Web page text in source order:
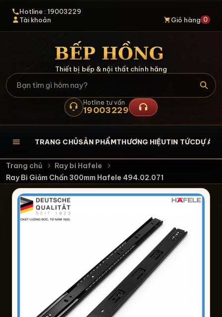
Hotline : 19003229
Tài khoản
Giỏ hàng 0
Thiết bị bếp & nội thất chính hãng
Hotline tư vấn
19003229
TRANG CHỦSẢN PHẨMTHƯƠNG HIỆUTIN TỨCDỰ ÁN
Trang chủ
Ray bi Hafele
Ray Bi Giảm Chấn 300mm Hafele 494.02.071